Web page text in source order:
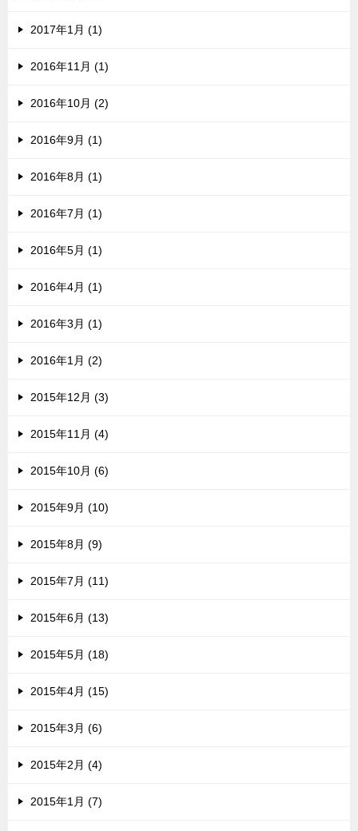
2017年1月 (1)
2016年11月 (1)
2016年10月 (2)
2016年9月 (1)
2016年8月 (1)
2016年7月 (1)
2016年5月 (1)
2016年4月 (1)
2016年3月 (1)
2016年1月 (2)
2015年12月 (3)
2015年11月 (4)
2015年10月 (6)
2015年9月 (10)
2015年8月 (9)
2015年7月 (11)
2015年6月 (13)
2015年5月 (18)
2015年4月 (15)
2015年3月 (6)
2015年2月 (4)
2015年1月 (7)